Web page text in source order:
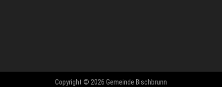
Copyright © 2026 Gemeinde Bischbrunn